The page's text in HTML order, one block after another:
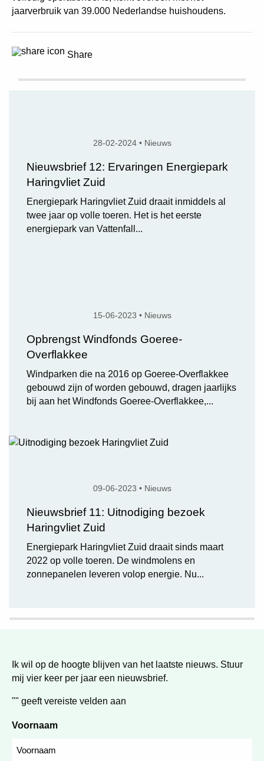
jaarverbruik van 39.000 Nederlandse huishoudens.
Share
28-02-2024 • Nieuws
Nieuwsbrief 12: Ervaringen Energiepark
Haringvliet Zuid
Energiepark Haringvliet Zuid draait inmiddels al
twee jaar op volle toeren. Het is het eerste
energiepark van Vattenfall...
15-06-2023 • Nieuws
Opbrengst Windfonds Goeree-
Overflakkee
Windparken die na 2016 op Goeree-Overflakkee
gebouwd zijn of worden gebouwd, dragen jaarlijks
bij aan het Windfonds Goeree-Overflakkee,...
09-06-2023 • Nieuws
Nieuwsbrief 11: Uitnodiging bezoek
Haringvliet Zuid
Energiepark Haringvliet Zuid draait sinds maart
2022 op volle toeren. De windmolens en
zonnepanelen leveren volop energie. Nu...
Ik wil op de hoogte blijven van het laatste nieuws. Stuur
mij vier keer per jaar een nieuwsbrief.
"" geeft vereiste velden aan
Voornaam